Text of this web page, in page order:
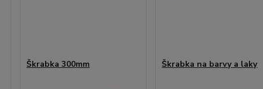
Škrabka 300mm Škrabka na barvy a laky